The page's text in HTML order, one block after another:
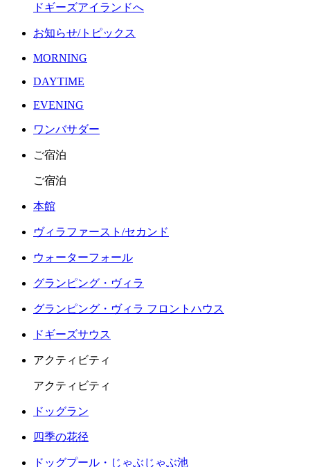
ドギーズアイランドへ
お知らせ/トピックス
MORNING
DAYTIME
EVENING
ワンバサダー
ご宿泊
ご宿泊
本館
ヴィラファースト/セカンド
ウォーターフォール
グランピング・ヴィラ
グランピング・ヴィラ フロントハウス
ドギーズサウス
アクティビティ
アクティビティ
ドッグラン
四季の花径
ドッグプール・じゃぶじゃぶ池